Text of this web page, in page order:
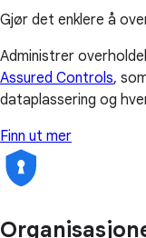
Gjør det enklere å
Administrer
Assured Controls,
dataplassering og
Finn ut mer